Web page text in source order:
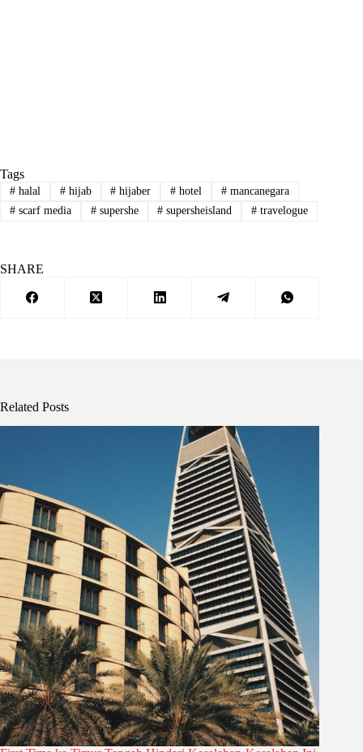
Tags
#halal #hijab # hijaber # hotel # mancanegara
#scarf media #supershe # supersheisland # travelogue
SHARE
Related Posts